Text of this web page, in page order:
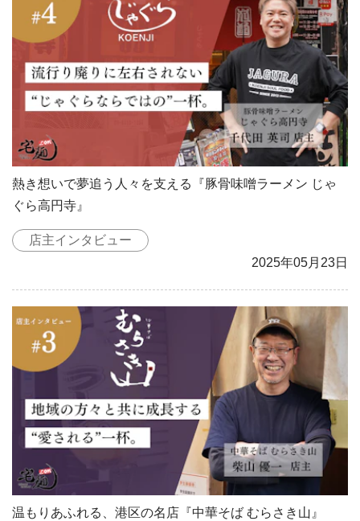
熱き想いで夢追う人々を支える『豚骨味噌ラーメン じゃ
ぐら高円寺』
店主インタビュー
2025年05月23日
温もりあふれる、港区の名店『中華そば むらさき山』